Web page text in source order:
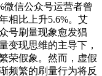
微信公众号运营者曾
相比上升5.6%。艾
号刷量现象愈发猖
变现思维的主导下，
荣假象。然而，虚假
频繁的刷量行为将反